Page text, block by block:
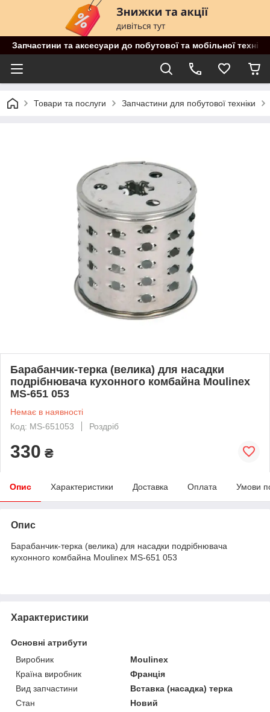
Запчастини та аксесуари до побутової та мобільної
Товари та послуги Запчастини для побутової техніки
Барабанчик-терка (велика) для насадки
подрібнювача кухонного комбайна Moulinex
MS-651 053
Немає в наявності
Код: MS-651053
Роздріб
330 ₴
Опис Характеристики Доставка Оплата Умови
Опис
Барабанчик-терка (велика) для насадки подрібнювача
кухонного комбайна Moulinex MS-651 053
Характеристики
Основні атрибути
Виробник
Moulinex
Країна виробник
Франція
Вид запчастини
Вставка (насадка) терка
Стан
Новий